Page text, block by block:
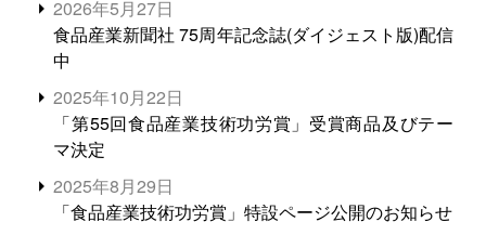
2026年5月27日
食品産業新聞社 75周年記念誌(ダイジェスト版)配信
中
2025年10月22日
「第55回食品産業技術功労賞」受賞商品及びテー
マ決定
2025年8月29日
「食品産業技術功労賞」特設ページ公開のお知らせ